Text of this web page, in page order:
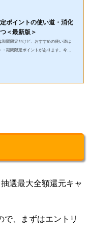
ポイントの使い道・消化
＜最新版＞
間限定だけど、おすすめの使い道は
期間限定ポイントがあります。今回
選最大全額還元キャ
で、まずはエントリ